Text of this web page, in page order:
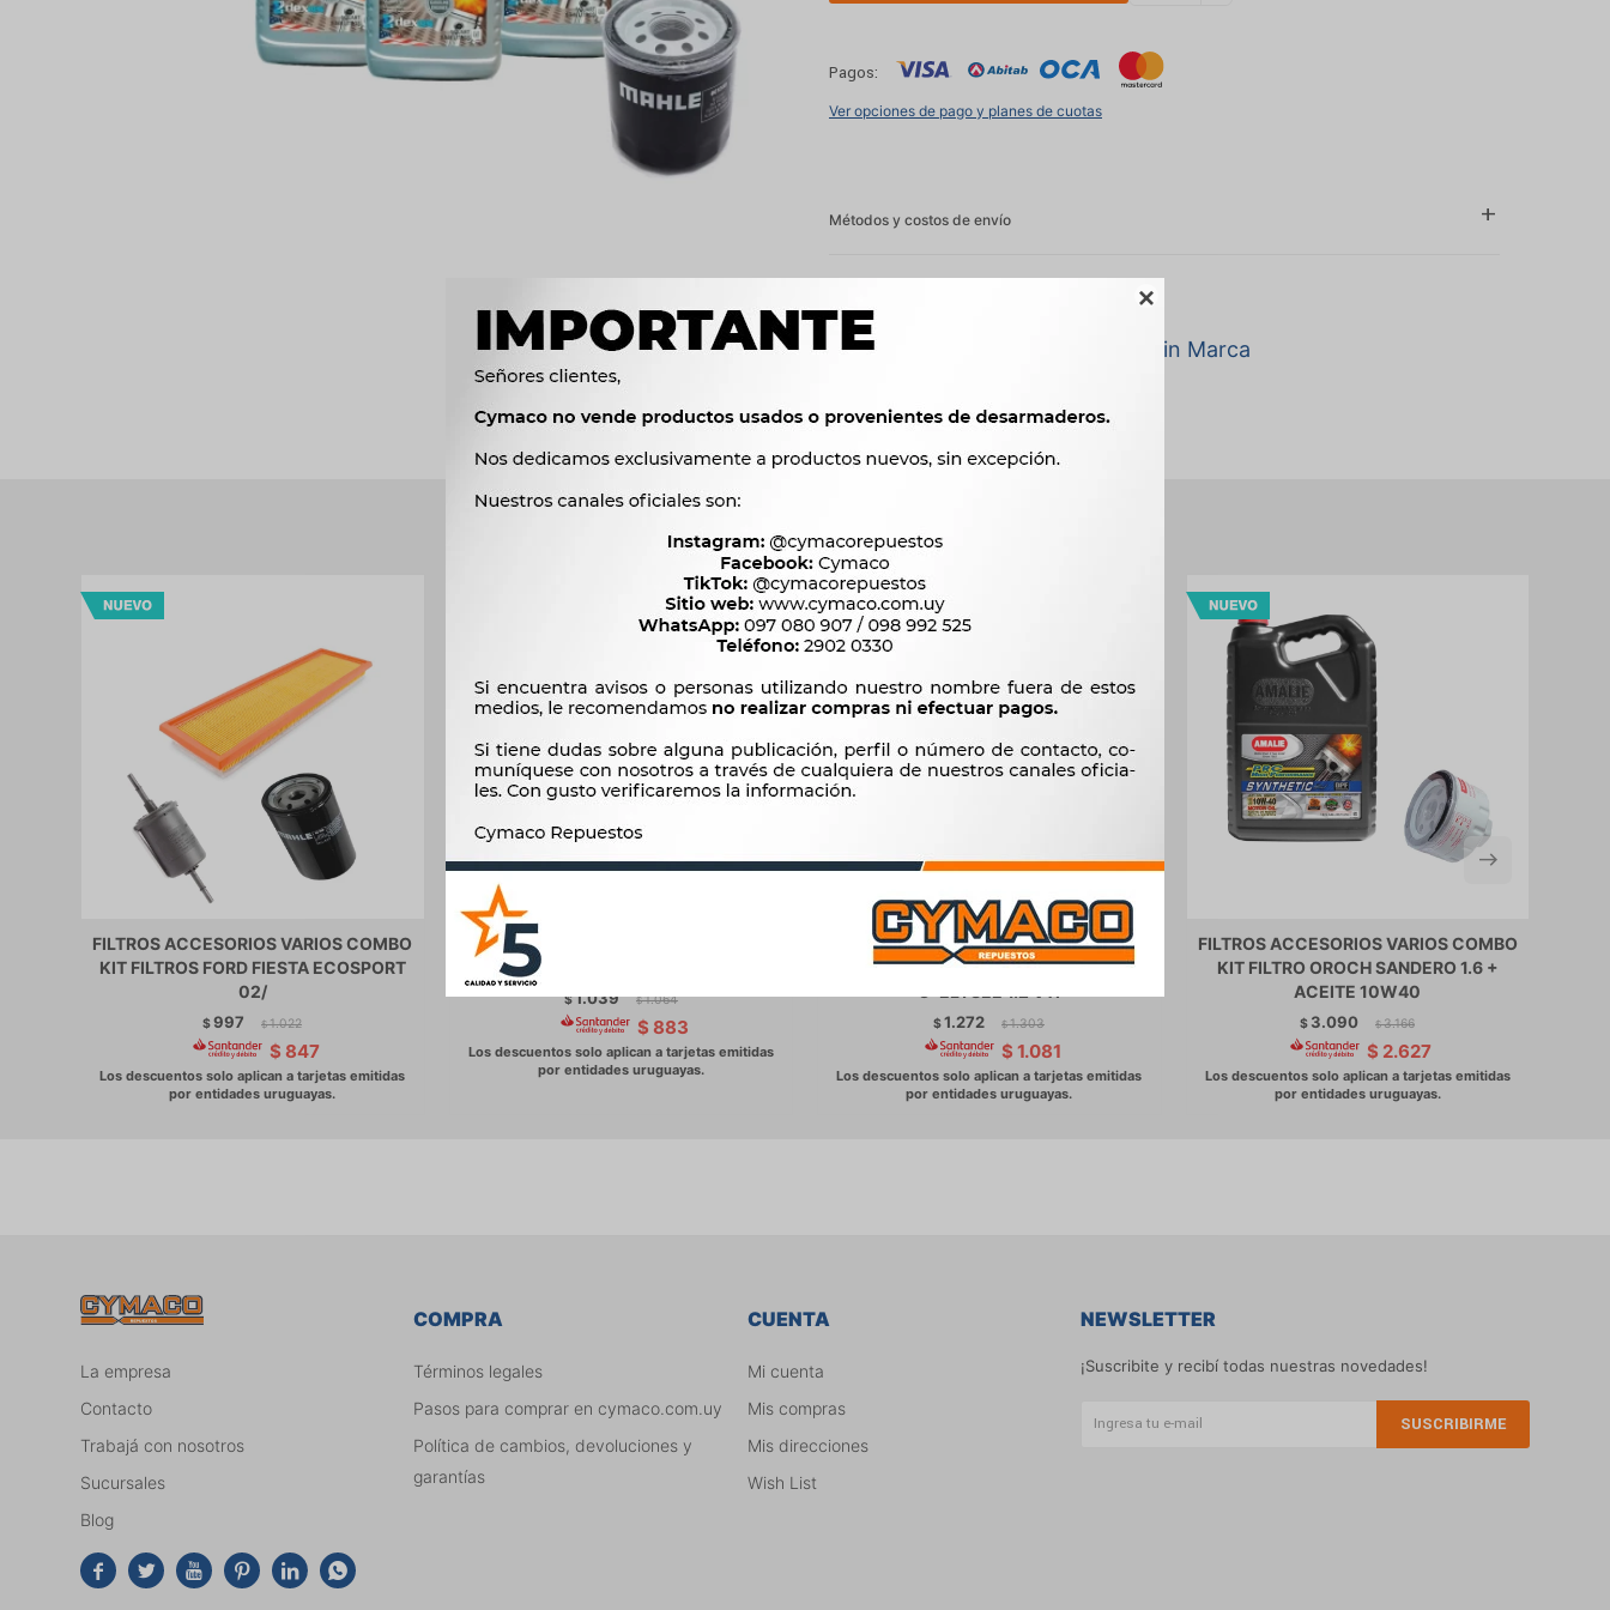

Pagos:
Ver opciones de pago y planes de cuotas
Métodos y costos de envío
Ver mas productos de la marca Sin Marca
Productos que te pueden interesar
FILTROS ACCESORIOS VARIOS COMBO
KIT FILTROS FORD FIESTA ECOSPORT
02/
$997 $ 1.022
$ 847
FILTROS ACCESORIOS VARIOS COMBO
KIT FILTROS CHEVROLET SAIL
$1.039 $ 1.064
$ 883
FILTROS ACCESORIOS VARIOS COMBO
KIT FILTROS CITROEN PEUGEOT 208
$1.272 $ 1.303
$ 1.081
FILTROS ACCESORIOS VARIOS COMBO
KIT FILTRO OROCH SANDERO 1.6 +
ACEITE 10W40
$ 3.090 $ 3.166
$ 2.627
La empresa
Contacto
Trabajá con nosotros
Sucursales
Blog
     
COMPRA
Términos legales
Pasos para comprar en cymaco.com.uy
Política de cambios, devoluciones y
garantías
CUENTA
Mi cuenta
Mis compras
Mis direcciones
Wish List
NEWSLETTER
¡Suscribite y recibí todas nuestras novedades!
SUSCRIBIRME